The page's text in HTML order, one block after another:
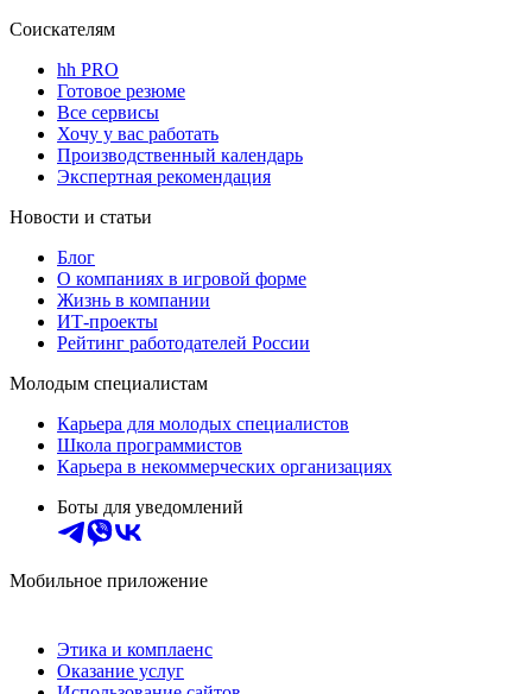
Соискателям
hh PRO
Готовое резюме
Все сервисы
Хочу у вас работать
Производственный календарь
Экспертная рекомендация
Новости и статьи
Блог
О компаниях в игровой форме
Жизнь в компании
ИТ-проекты
Рейтинг работодателей России
Молодым специалистам
Карьера для молодых специалистов
Школа программистов
Карьера в некоммерческих организациях
Боты для уведомлений
Мобильное приложение
Этика и комплаенс
Оказание услуг